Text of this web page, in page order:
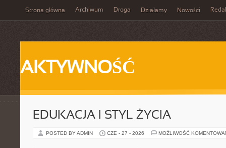
Strona główna Archiwum Droga Działamy Nowości
AKTYWNOŚĆ
EDUKACJA I STYL ŻYCIA
POSTED BY ADMIN CZE - 27 - 2026 MOŻLIWOŚĆ